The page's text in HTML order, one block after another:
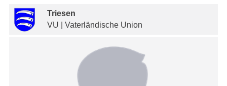
Triesen
VU | Vaterländische Union